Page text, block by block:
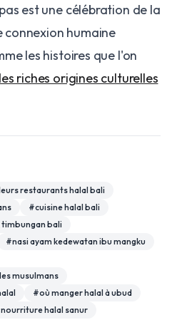
est une célébration de la
connexion humaine
les histoires que l'on
riches origines culturelles
restaurants halal bali
#cuisine halal bali
bali
#nasi ayam kedewatan ibu mangku
musulmans
#où manger halal à ubud
nourriture halal sanur